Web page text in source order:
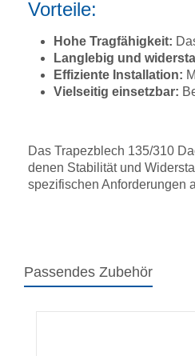
Vorteile:
Hohe Tragfähigkeit:
Langlebig und
Effiziente Installation:
Vielseitig einsetzbar:
Das Trapezblech 135/310
denen Stabilität und
spezifischen Anforderungen
Passendes Zubehör